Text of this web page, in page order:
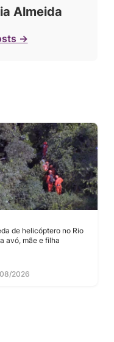
Almeida
→
de helicóptero no Rio
avó, mãe e filha
2026